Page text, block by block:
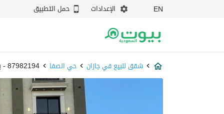
EN الإعدادات حمل التطبيق
شقق للبيع في جازان حي الصفا 87982194 - بيوت